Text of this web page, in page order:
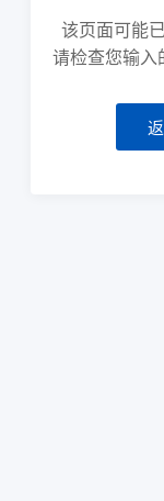
该页面可能
请检查您输入